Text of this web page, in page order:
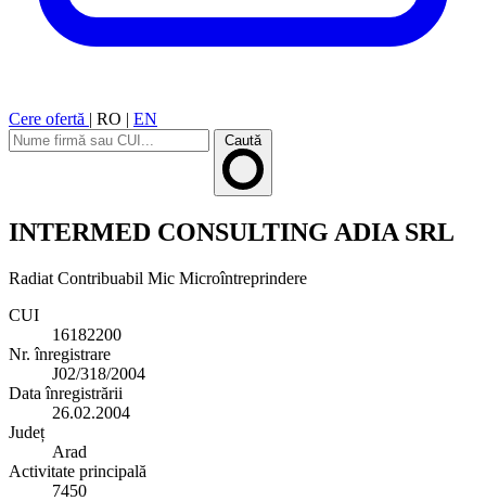
Cere ofertă | RO | EN
Caută
INTERMED CONSULTING ADIA SRL
Radiat Contribuabil Mic Microîntreprindere
CUI
16182200
Nr. înregistrare
J02/318/2004
Data înregistrării
26.02.2004
Județ
Arad
Activitate principală
7450